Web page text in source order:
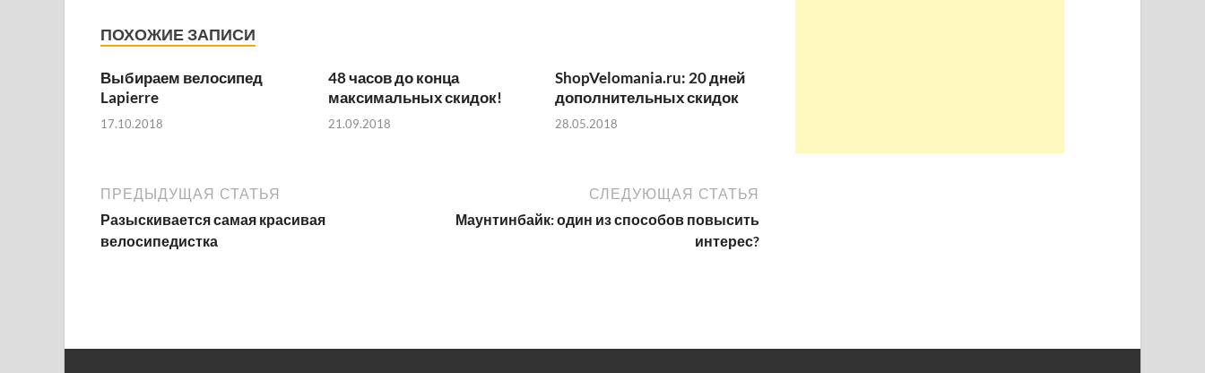
ПОХОЖИЕ ЗАПИСИ
Выбираем велосипед
Lapierre
17.10.2018
48 часов до конца
максимальных скидок!
21.09.2018
ShopVelomania.ru: 20 дней
дополнительных скидок
28.05.2018
ПРЕДЫДУЩАЯ СТАТЬЯ
Разыскивается самая красивая
велосипедистка
СЛЕДУЮЩАЯ СТАТЬЯ
Маунтинбайк: один из способов повысить
интерес?